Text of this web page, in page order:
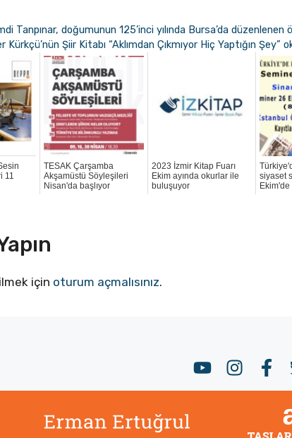
Tanpınar, doğumunun 125’inci yılında Bursa’da düzenlenen
Kürkçü’nün Şiir Kitabı “Aklımdan Çıkmıyor Hiç Yaptığın Şey”
11
TESAK Çarşamba
Akşamüstü Söyleşileri
Nisan'da başlıyor
2023 İzmir Kitap Fuarı
Ekim ayında okurlar ile
buluşuyor
siyaset
Ekim'de
için oturum açmalısınız.